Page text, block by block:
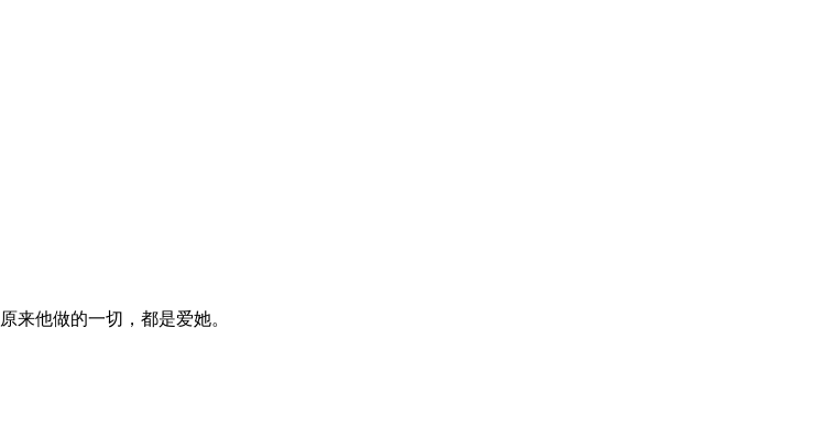
来他做的一切，都是爱她。